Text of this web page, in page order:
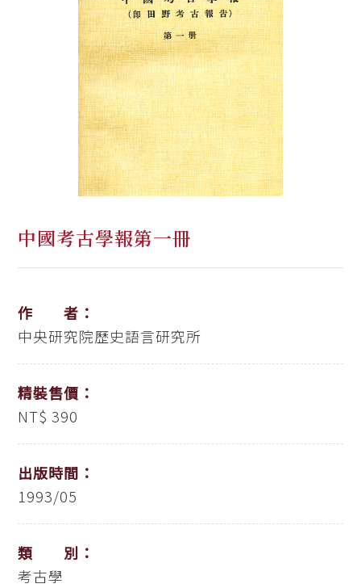
中國考古學報第一冊
作 者：
中央研究院歷史語言研究所
精裝售價：
NT$ 390
出版時間：
1993/05
類 別：
考古學